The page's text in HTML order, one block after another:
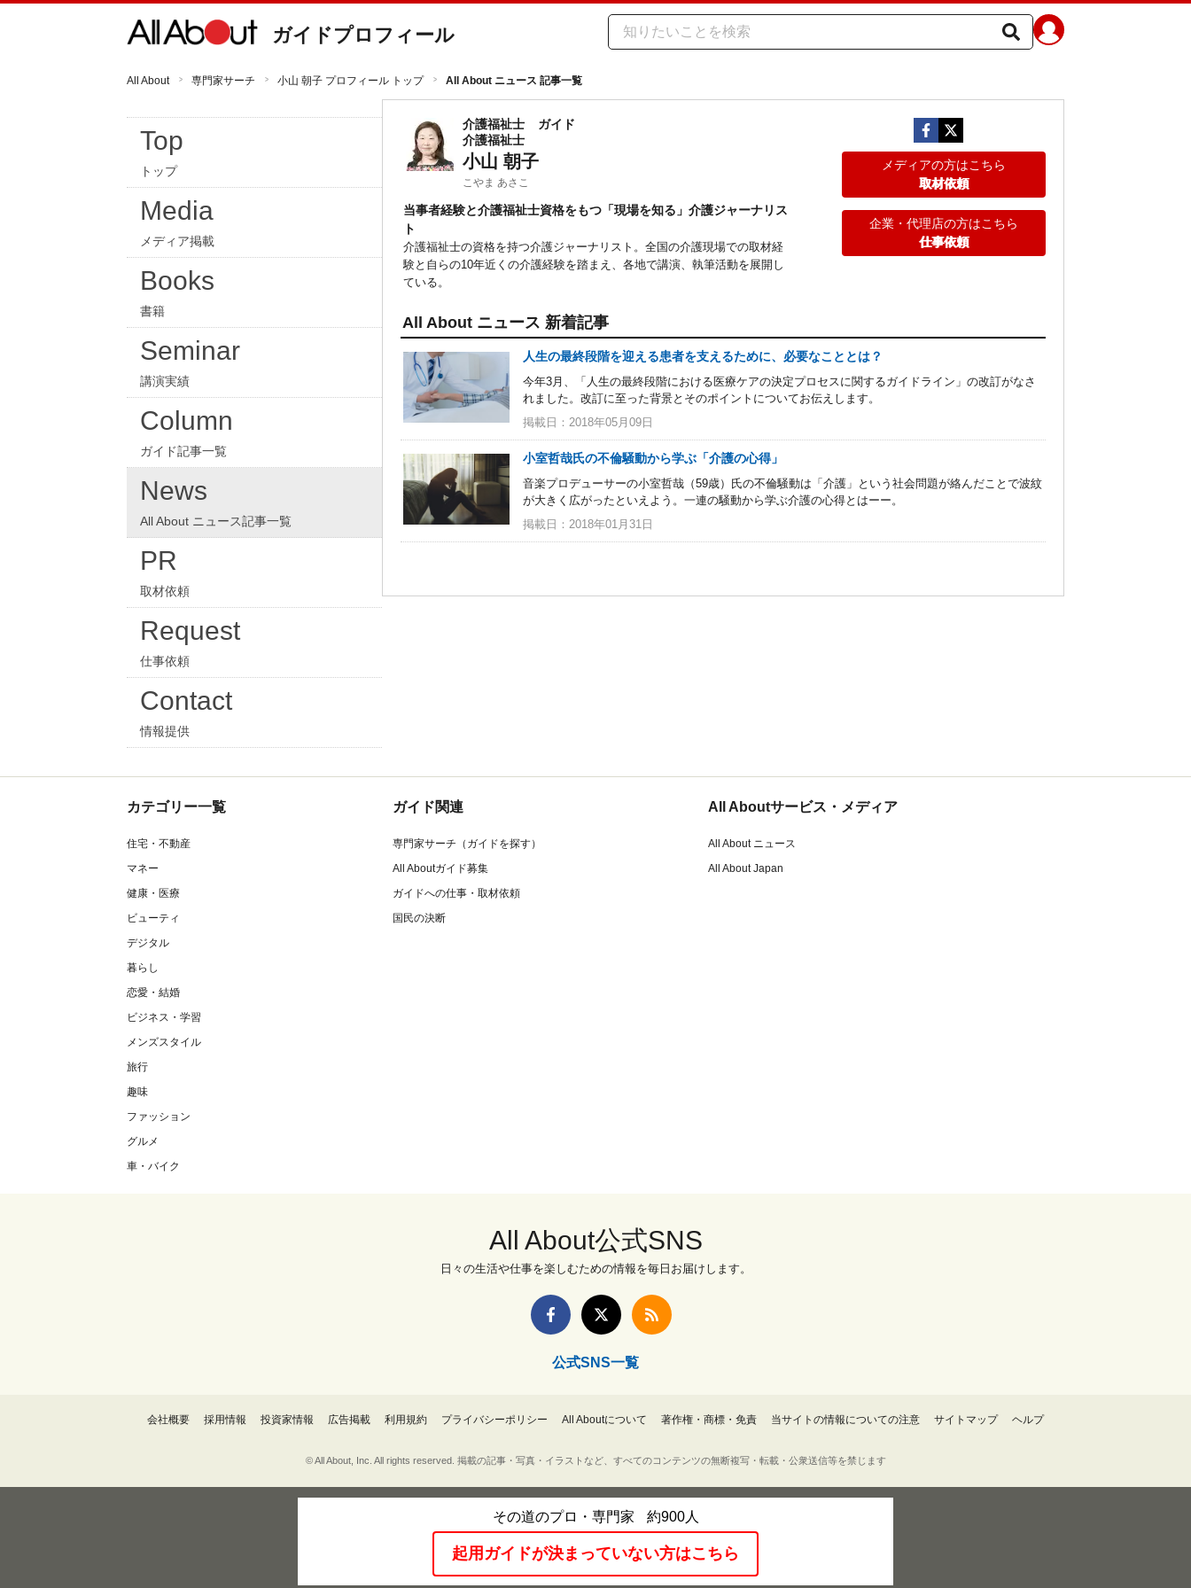
ガイドプロフィール
All About 専門家サーチ 小山 朝子 プロフィール トップ All About ニュース 記事一覧
Top
トップ
Media
メディア掲載
Books
書籍
Seminar
講演実績
Column
ガイド記事一覧
News
All About ニュース記事一覧
PR
取材依頼
Request
仕事依頼
Contact
情報提供
介護福祉士
ガイド
介護福祉士
小山 朝子
こやま あさこ
当事者経験と介護福祉士資格をもつ「現場を知る」介護ジャーナリス
ト
介護福祉士の資格を持つ介護ジャーナリスト。全国の介護現場での取材経
験と自らの10年近くの介護経験を踏まえ、各地で講演、執筆活動を展開し
ている。
メディアの方はこちら
取材依頼
企業・代理店の方はこちら
仕事依頼
All About ニュース 新着記事
人生の最終段階を迎える患者を支えるために、必要なこととは？
今年3月、「人生の最終段階における医療ケアの決定プロセスに関するガイドライン」の改訂がなさ
れました。改訂に至った背景とそのポイントについてお伝えします。
掲載日：2018年05月09日
小室哲哉氏の不倫騒動から学ぶ「介護の心得」
音楽プロデューサーの小室哲哉（59歳）氏の不倫騒動は「介護」という社会問題が絡んだことで波紋
が大きく広がったといえよう。一連の騒動から学ぶ介護の心得とはーー。
掲載日：2018年01月31日
カテゴリー一覧
住宅・不動産
マネー
健康・医療
ビューティ
デジタル
暮らし
恋愛・結婚
ビジネス・学習
メンズスタイル
旅行
趣味
ファッション
グルメ
車・バイク
ガイド関連
専門家サーチ（ガイドを探す）
All Aboutガイド募集
ガイドへの仕事・取材依頼
国民の決断
All Aboutサービス・メディア
All About ニュース
All About Japan
All About公式SNS
日々の生活や仕事を楽しむための情報を毎日お届けします。
公式SNS一覧
会社概要 採用情報 投資家情報 広告掲載 利用規約 プライバシーポリシー All Aboutについて 著作権・商標・免責 当サイトの情報についての注意 サイトマップ ヘルプ
© All About, Inc. All rights reserved. 掲載の記事・写真・イラストなど、すべてのコンテンツの無断複写・転載・公衆送信等を禁じます
その道のプロ・専門家 約900人
起用ガイドが決まっていない方はこちら